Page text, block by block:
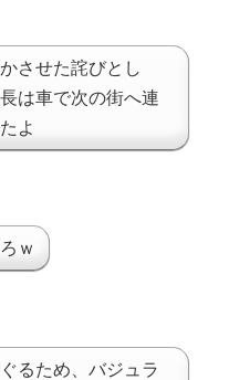
させた詫びとし
は車で次の街へ連
よ
ｗ
るため、バジュラ